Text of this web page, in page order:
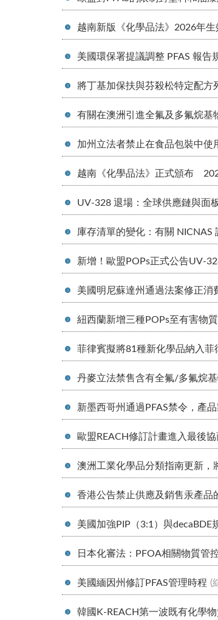
越南新版《化學品法》2026年
美國環保署提議調整 PFAS 報告
將丁基加保扶與芬殺松特定配方
有關在澳洲引進全氟及多氟烷基
加州立法者禁止在食品包裝中使
越南《化學品法》正式頒布
UV-328 退場：全球供應鏈與面
庫存清單的變化：有關
新增！歐盟POPs正式公告UV-
美國明尼蘇達州通過法案修正消
紐西蘭新增三種POPs至有害物
菲律賓擬將81種新化學品納入菲
丹麥立法禁售含有全氟/多氟烷
新墨西哥州通過PFAS禁令，產
歐盟REACH修訂計畫進入最後
澳洲工業化學品分類指南更新，
香港公告禁止供應及銷售汞產品
美國加強PIP（3:1）與
日本化審法：PFOA相關物質管
美國緬因州修訂PFAS管理時程 (
韓國K-REACH第一波既有化學